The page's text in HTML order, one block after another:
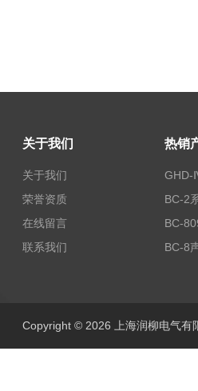
关于我们
关于我们
荣誉资质
在线留言
联系我们
热销
GHD-
BC-
BC-8
Copyright © 2026 上海润柳电气有